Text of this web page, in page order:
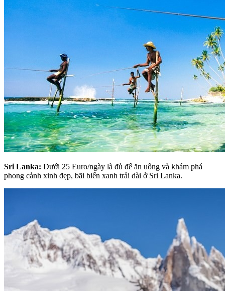
Sri Lanka: Dưới 25 Euro/ngày là đủ để ăn uống và khám phá
phong cảnh xinh đẹp, bãi biển xanh trải dài ở Sri Lanka.